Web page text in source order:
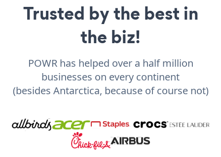
Trusted by the best in
the biz!
POWR has helped over a half million
businesses on every continent
(besides Antarctica, because of course not)